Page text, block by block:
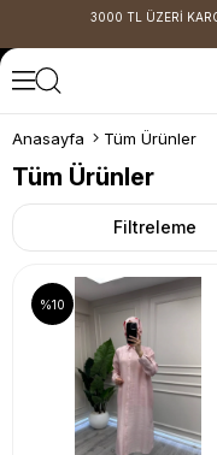
3000 TL ÜZERİ
Anasayfa Tüm Ürünler
Tüm Ürünler
Filtreleme
%10